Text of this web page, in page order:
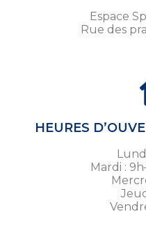
Espace
Rue des
HEURES
Mardi :